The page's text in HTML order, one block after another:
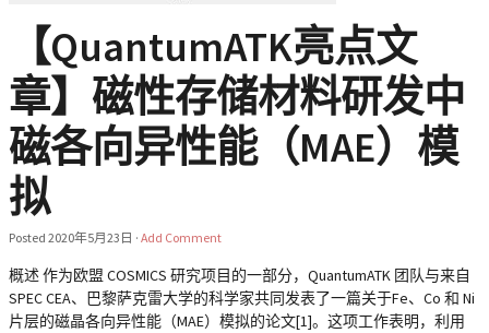
【QuantumATK亮点文
章】磁性存储材料研发中
磁各向异性能（MAE）模
拟
Posted 2020年5月23日 · Add Comment
概述 作为欧盟 COSMICS 研究项目的一部分，QuantumATK 团队与来自
SPEC CEA、巴黎萨克雷大学的科学家共同发表了一篇关于Fe、Co 和 Ni
片层的磁晶各向异性能（MAE）模拟的论文[1]。这项工作表明，利用